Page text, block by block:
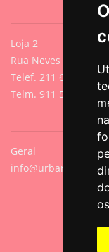
Loja 2
Rua Neves de Sousa
Telef. 211 640 788
Telm. 911 571 542
Geral
info@urbanpets.pt